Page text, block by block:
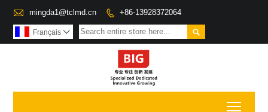
 mingda1@tclmd.cn  +86-13928372064

Français 